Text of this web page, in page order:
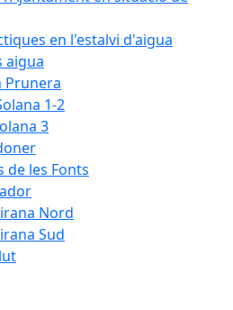
en l'estalvi d'aigua
aigua
Prunera
1-2
3
de les Fonts
Nord
Sud